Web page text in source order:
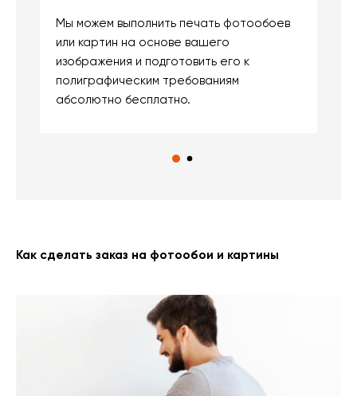
Мы можем выполнить печать фотообоев
или картин на основе вашего
изображения и подготовить его к
полиграфическим требованиям
абсолютно бесплатно.
Как сделать заказ на фотообои и картины